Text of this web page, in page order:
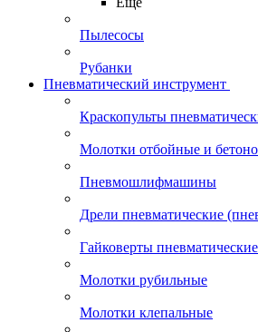
Пылесосы
Рубанки
Пневматический инструмент
Краскопульты
Молотки отбойные и
Пневмошлифмашины
Дрели пневматические
Гайковерты
Молотки рубильные
Молотки клепальные